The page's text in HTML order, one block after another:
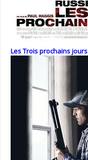
Les Trois prochains jours